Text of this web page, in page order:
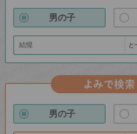
男の子
よみで検索
男の子